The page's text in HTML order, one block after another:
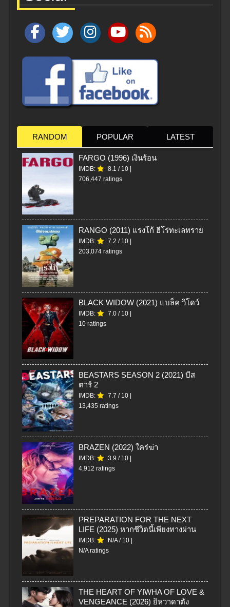
RANDOM POPULAR LATEST
FARGO (1996) เงินร้อน
IMDB: 8.1 / 10
706,447 ratings
RANGO (2011) แรงโก้ ฮีโร่ทะเลทราย
IMDB: 7.2 / 10
203,074 ratings
BLACK WIDOW (2021) แบล็ค วิโดว์
IMDB: 7.0 / 10
10 ratings
BEASTARS SEASON 2 (2021) บีส
ตาร์ 2
IMDB: 7.7 / 10
13,435 ratings
BRAZEN (2022) ใคร่ฆ่า
IMDB: 3.9 / 10
4,912 ratings
PREPARATION FOR THE NEXT
LIFE (2025) หากชีวิตนี้เพียงทางผ่าน
IMDB: N/A/ 10
N/A ratings
THE HEART OF YIWHA OF LOVE &
VENGEANCE (2026) ยิหวาดาตัง